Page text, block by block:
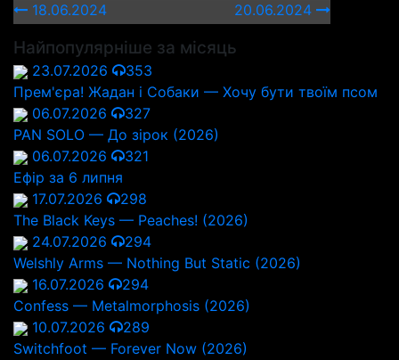
18.06.2024
20.06.2024
Найпопулярніше за місяць
23.07.2026
353
Прем'єра! Жадан і Собаки — Хочу бути твоїм псом
06.07.2026
327
PAN SOLO — До зірок (2026)
06.07.2026
321
Ефір за 6 липня
17.07.2026
298
The Black Keys — Peaches! (2026)
24.07.2026
294
Welshly Arms — Nothing But Static (2026)
16.07.2026
294
Confess — Metalmorphosis (2026)
10.07.2026
289
Switchfoot — Forever Now (2026)